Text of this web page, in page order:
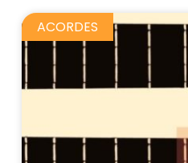
ACORDES